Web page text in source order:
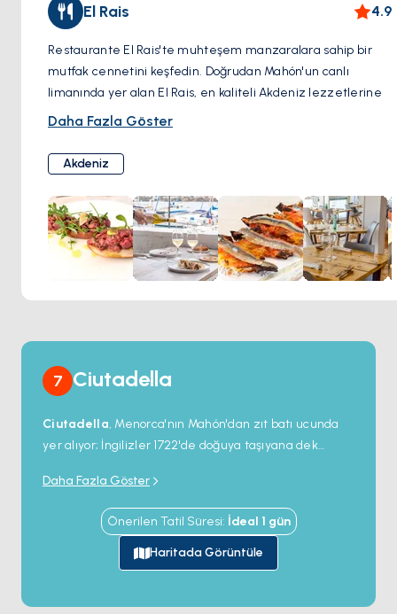
El Rais 4.9
Restaurante El Rais'te muhteşem manzaralara sahip bir
mutfak cennetini keşfedin. Doğrudan Mahón'un canlı
limanında yer alan El Rais, en kaliteli Akdeniz lezzetlerine
odaklanarak adanın ruhunu temsil ediyor. El Rais, pirinç
mevsimlik malzemelerle, baştan çıkarıcı deniz ürünleri ve
yerel kaynaklı etlerle ustalıkla hazırlanmış geleneksel ve
yenilikçi tariflerin leziz bir keşfini sunuyor.
Pirinç onların uzmanlık alanı olsa da El Rais, eksiksiz bir
Akdeniz yemek deneyimi sunuyor. Canlı çiğ yemeklerin,
leziz ızgara spesiyalitelerinin ve lezzetli tatlı
seçeneklerinin tadını çıkarın. El Rais'in deniz kenarındaki
mükemmel konumu, yemeğiniz için muhteşem bir ortam
manzaraların keyfini çıkarın.
Daha Fazla Göster
Akdeniz
7 Ciutadella
Ciutadella, Menorca'nın Mahón'dan zıt batı ucunda
yer alıyor; İngilizler 1722'de doğuya taşıyana dek
GotikAziz Meryem Katedrali
ortaçağ sokak ızgarası; piskoposun sarayı, belediye
binası ve bir sıra soylu saray (Casa Saura, Palacio
Salort) hepsi katedralin iki blok içinde. Dar liman
kireçtaşına bir kilometre giriyor — yatlar Eski Şehir'in
Daha Fazla Göster
Önerilen Tatil Süresi: İdeal 1 gün
Haritada Görüntüle